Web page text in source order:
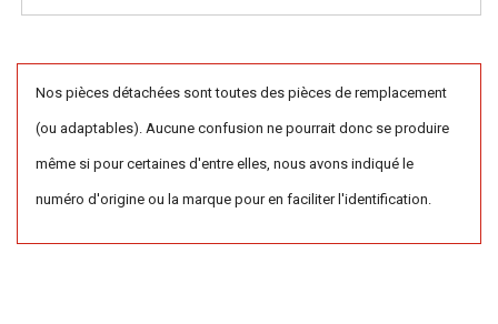
Nos pièces détachées sont toutes des pièces de remplacement
(ou adaptables). Aucune confusion ne pourrait donc se produire
même si pour certaines d'entre elles, nous avons indiqué le
numéro d'origine ou la marque pour en faciliter l'identification.